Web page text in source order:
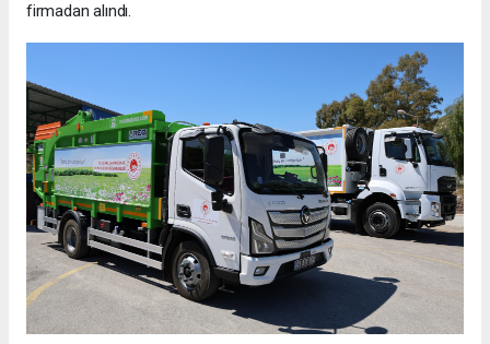
firmadan alındı.